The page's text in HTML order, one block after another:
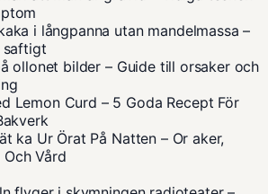
i långpanna utan mandelmassa –
saftigt
ollonet bilder – Guide till orsaker och
Lemon Curd – 5 Goda Recept För
ka Ur Örat På Natten – Or aker,
Vård